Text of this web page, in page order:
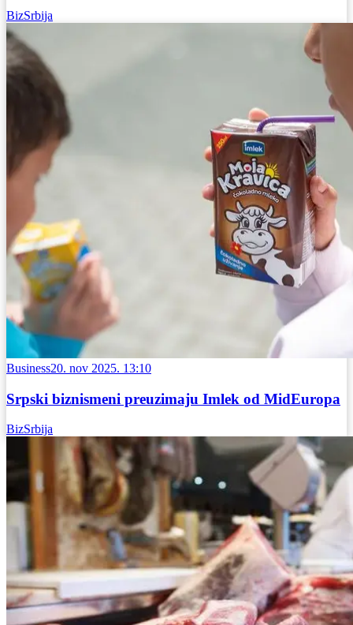
BizSrbija
Business20. nov 2025. 13:10
Srpski biznismeni preuzimaju Imlek od MidEuropa
BizSrbija